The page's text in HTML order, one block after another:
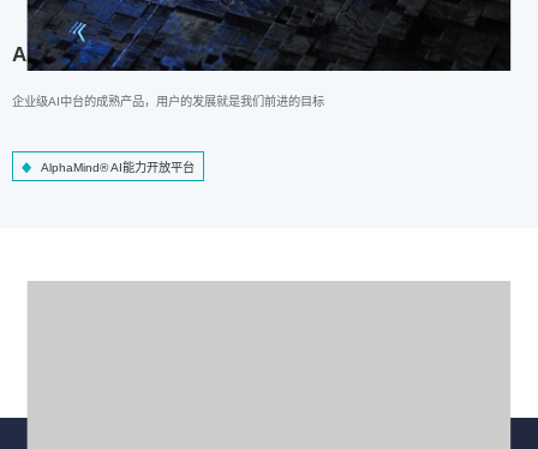
AlphaMind® AI能力开放平台
企业级AI中台的成熟产品，用户的发展就是我们前进的目标
AlphaMind® AI能力开放平台